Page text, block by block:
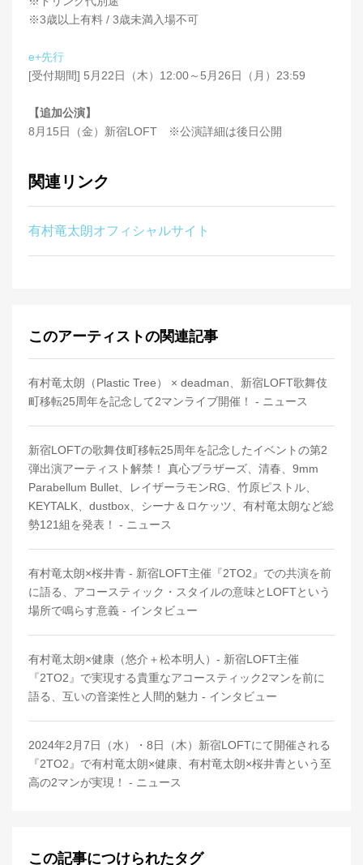
※3歳以上有料 / 3歳未満入場不可
e+先行
[受付期間] 5月22日（木）12:00～5月26日（月）23:59
【追加公演】
8月15日（金）新宿LOFT ※公演詳細は後日公開
関連リンク
有村竜太朗オフィシャルサイト
このアーティストの関連記事
有村竜太朗（Plastic Tree） × deadman、新宿LOFT歌舞伎
町移転25周年を記念して2マンライブ開催！ - ニュース
新宿LOFTの歌舞伎町移転25周年を記念したイベントの第2
弾出演アーティスト解禁！ 真心ブラザーズ、清春、9mm
Parabellum Bullet、レイザーラモンRG、竹原ピストル、
KEYTALK、dustbox、シーナ＆ロケッツ、有村竜太朗など総
勢121組を発表！ - ニュース
有村竜太朗×桜井青 - 新宿LOFT主催『2TO2』での共演を前
に語る、アコースティック・スタイルの意味とLOFTという
場所で鳴らす意義 - インタビュー
有村竜太朗×健康（悠介＋松本明人）- 新宿LOFT主催
『2TO2』で実現する貴重なアコースティック2マンを前に
語る、互いの音楽性と人間的魅力 - インタビュー
2024年2月7日（水）・8日（木）新宿LOFTにて開催される
『2TO2』で有村竜太朗×健康、有村竜太朗×桜井青という至
高の2マンが実現！ - ニュース
この記事につけられたタグ